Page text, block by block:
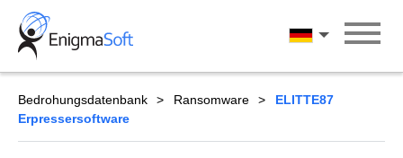
Skip
content
Deutsch
Bedrohungsdatenbank Ransomware
ELITTE87
Erpressersoftware